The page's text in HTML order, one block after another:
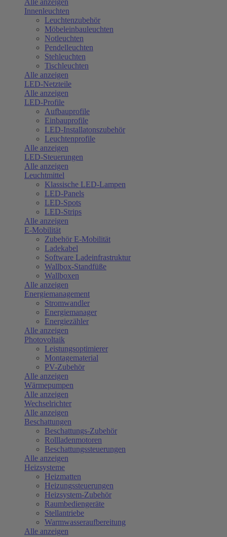
Alle anzeigen
Innenleuchten
Leuchtenzubehör
Möbeleinbauleuchten
Notleuchten
Pendelleuchten
Stehleuchten
Tischleuchten
Alle anzeigen
LED-Netzteile
Alle anzeigen
LED-Profile
Aufbauprofile
Einbauprofile
LED-Installatonszubehör
Leuchtenprofile
Alle anzeigen
LED-Steuerungen
Alle anzeigen
Leuchtmittel
Klassische LED-Lampen
LED-Panels
LED-Spots
LED-Strips
Alle anzeigen
E-Mobilität
Zubehör E-Mobilität
Ladekabel
Software Ladeinfrastruktur
Wallbox-Standfüße
Wallboxen
Alle anzeigen
Energiemanagement
Stromwandler
Energiemanager
Energiezähler
Alle anzeigen
Photovoltaik
Leistungsoptimierer
Montagematerial
PV-Zubehör
Alle anzeigen
Wärmepumpen
Alle anzeigen
Wechselrichter
Alle anzeigen
Beschattungen
Beschattungs-Zubehör
Rollladenmotoren
Beschattungssteuerungen
Alle anzeigen
Heizsysteme
Heizmatten
Heizungssteuerungen
Heizsystem-Zubehör
Raumbediengeräte
Stellantriebe
Warmwasseraufbereitung
Alle anzeigen